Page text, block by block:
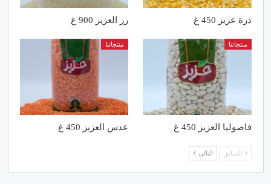
ذرة عزيز 450 غ رز العزيز 900 غ
منتجاتنا
فاصوليا العزيز 450 غ
منتجاتنا
عدس العزيز 450 غ
السابق التالي